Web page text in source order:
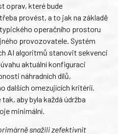
oprav, které bude
provést, a to jak na základě
operačního prostoru
provozovatele. Systém
AI algoritmů stanovit sekvenci
aktuální konfiguraci
náhradních dílů,
dalších omezujících kritérií.
aby byla každá údržba
minimální.
snažili zefektivnit